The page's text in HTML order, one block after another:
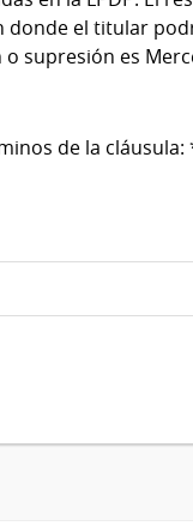
donde el titular
supresión es
de la cláusula: